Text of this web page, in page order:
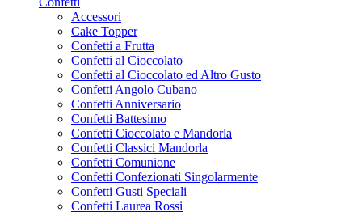
Accessori
Cake Topper
Confetti a Frutta
Confetti al Cioccolato
Confetti al Cioccolato ed Altro Gusto
Confetti Angolo Cubano
Confetti Anniversario
Confetti Battesimo
Confetti Cioccolato e Mandorla
Confetti Classici Mandorla
Confetti Comunione
Confetti Confezionati Singolarmente
Confetti Gusti Speciali
Confetti Laurea Rossi